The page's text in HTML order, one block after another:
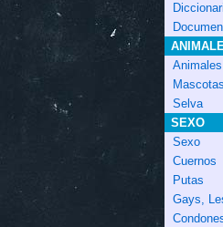
Animales
Mascotas
Selva
SEXO
Sexo
Cuernos
Putas
Gays,